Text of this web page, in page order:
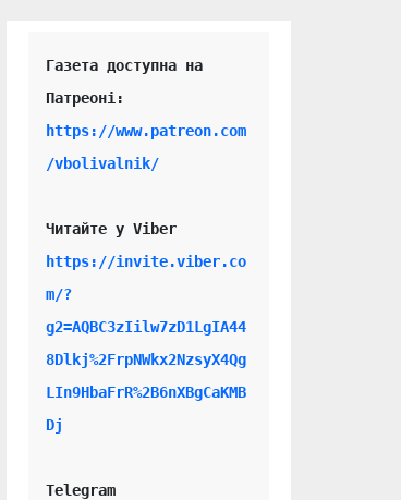
Газета доступна на
https://www.patreon.com
/vbolivalnik/
Читайте у Viber
https://invite.viber.co
m/?
g2=AQBC3zIilw7zD1LgIA44
8Dlkj%2FrpNWkx2NzsyX4Qg
LIn9HbaFrR%2B6nXBgCaKMB
Dj
Telegram